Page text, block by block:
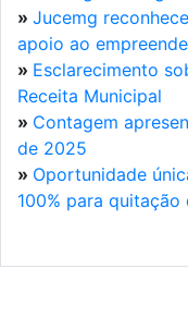
» Jucemg
apoio ao
» Esclarecimento
Receita Municipal
» Contagem
de 2025
» Oportunidade
100% para quitação